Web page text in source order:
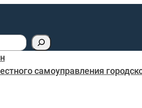
самоуправления